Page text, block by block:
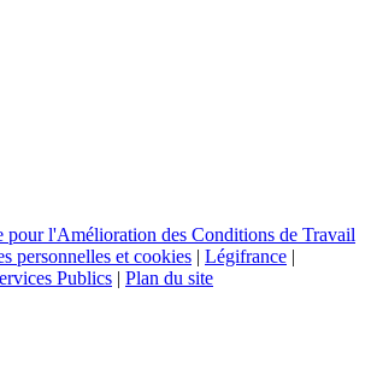
pour l'Amélioration des Conditions de Travail
personnelles et cookies | Légifrance |
Publics | Plan du site